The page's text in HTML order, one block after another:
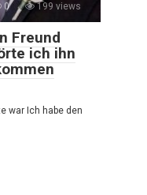
0 199 views
Freund
ich ihn
war Ich habe den